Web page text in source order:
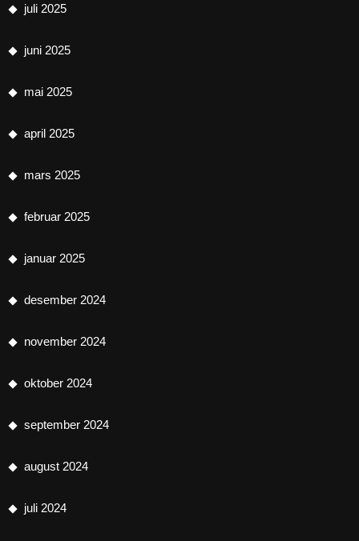
juli 2025
juni 2025
mai 2025
april 2025
mars 2025
februar 2025
januar 2025
desember 2024
november 2024
oktober 2024
september 2024
august 2024
juli 2024